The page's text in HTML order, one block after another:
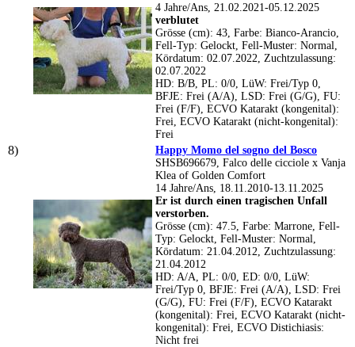
4 Jahre/Ans, 21.02.2021-05.12.2025
verblutet
Grösse (cm): 43, Farbe: Bianco-Arancio,
Fell-Typ: Gelockt, Fell-Muster: Normal,
Kördatum: 02.07.2022, Zuchtzulassung:
02.07.2022
HD: B/B, PL: 0/0, LüW: Frei/Typ 0,
BFJE: Frei (A/A), LSD: Frei (G/G), FU:
Frei (F/F), ECVO Katarakt (kongenital):
Frei, ECVO Katarakt (nicht-kongenital):
Frei
Happy Momo del sogno del Bosco
SHSB696679, Falco delle cicciole x Vanja
Klea of Golden Comfort
14 Jahre/Ans, 18.11.2010-13.11.2025
Er ist durch einen tragischen Unfall
verstorben.
Grösse (cm): 47.5, Farbe: Marrone, Fell-
Typ: Gelockt, Fell-Muster: Normal,
Kördatum: 21.04.2012, Zuchtzulassung:
21.04.2012
HD: A/A, PL: 0/0, ED: 0/0, LüW:
Frei/Typ 0, BFJE: Frei (A/A), LSD: Frei
(G/G), FU: Frei (F/F), ECVO Katarakt
(kongenital): Frei, ECVO Katarakt (nicht-
kongenital): Frei, ECVO Distichiasis:
Nicht frei